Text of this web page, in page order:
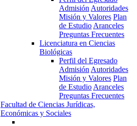
Admisión Autoridades
Misión y Valores Plan
de Estudio Aranceles
Preguntas Frecuentes
Licenciatura en Ciencias
Biológicas
Perfil del Egresado
Admisión Autoridades
Misión y Valores Plan
de Estudio Aranceles
Preguntas Frecuentes
Facultad de Ciencias Jurídicas,
Económicas y Sociales